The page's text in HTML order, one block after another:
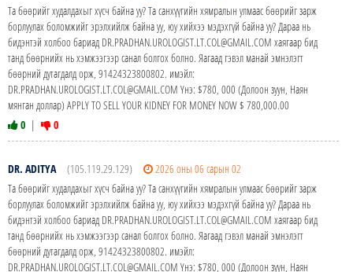
Та бөөрийг худалдахыг хүсч байна уу? Та санхүүгийн хямралын улмаас бөөрийг зарж
борлуулах боломжийг эрэлхийлж байна уу, юу хийхээ мэдэхгүй байна уу? Дараа нь
бидэнтэй холбоо бариад DR.PRADHAN.UROLOGIST.LT.COL@GMAIL.COM хаягаар бид
танд бөөрнийх нь хэмжээгээр санал болгох болно. Яагаад гэвэл манай эмнэлэгт
бөөрний дутагдалд орж, 91424323800802. имэйл:
DR.PRADHAN.UROLOGIST.LT.COL@GMAIL.COM Yнэ: $780, 000 (Долоон зуун, Наян
мянган доллар) APPLY TO SELL YOUR KIDNEY FOR MONEY NOW $ 780,000.00
0 | 0
DR. ADITYA (105.119.29.129)
2026 оны 06 сарын 02
Та бөөрийг худалдахыг хүсч байна уу? Та санхүүгийн хямралын улмаас бөөрийг зарж
борлуулах боломжийг эрэлхийлж байна уу, юу хийхээ мэдэхгүй байна уу? Дараа нь
бидэнтэй холбоо бариад DR.PRADHAN.UROLOGIST.LT.COL@GMAIL.COM хаягаар бид
танд бөөрнийх нь хэмжээгээр санал болгох болно. Яагаад гэвэл манай эмнэлэгт
бөөрний дутагдалд орж, 91424323800802. имэйл:
DR.PRADHAN.UROLOGIST.LT.COL@GMAIL.COM Yнэ: $780, 000 (Долоон зуун, Наян